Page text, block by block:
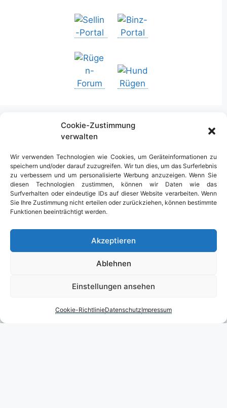
Cookie-Zustimmung
verwalten
Wir verwenden Technologien wie Cookies, um Geräteinformationen zu
speichern und/oder darauf zuzugreifen. Wir tun dies, um das Surferlebnis
zu verbessern und um personalisierte Werbung anzuzeigen. Wenn Sie
diesen Technologien zustimmen, können wir Daten wie das
Surfverhalten oder eindeutige IDs auf dieser Website verarbeiten. Wenn
Sie Ihre Zustimmung nicht erteilen oder zurückziehen, können bestimmte
Funktionen beeinträchtigt werden.
Akzeptieren
Ablehnen
Einstellungen ansehen
Cookie-RichtlinieDatenschutzImpressum
Urlaub in Deutschland